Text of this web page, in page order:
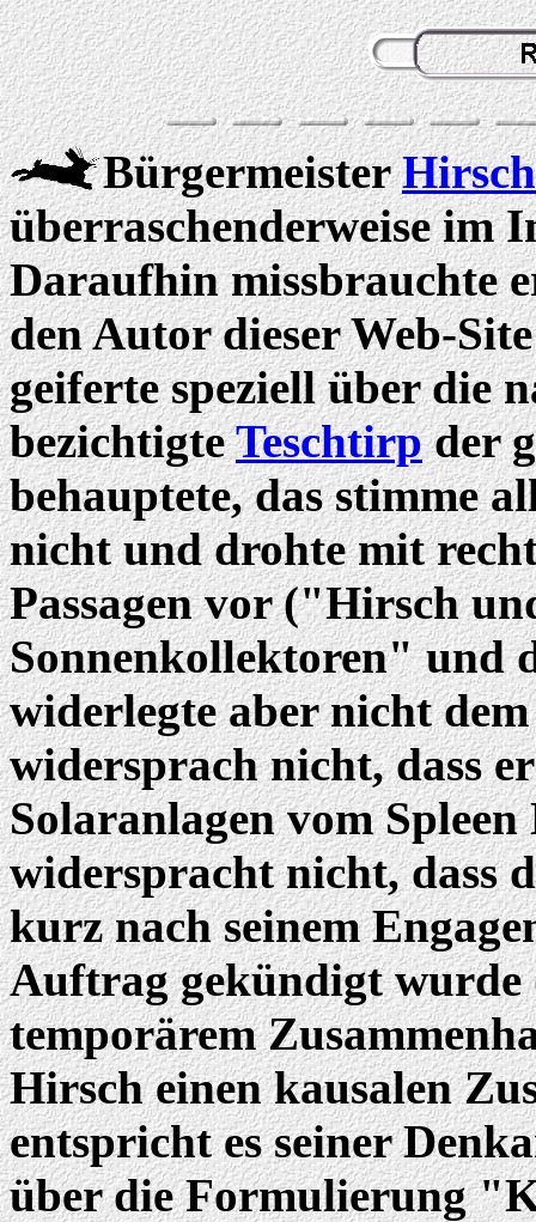
BürgermeisterHirsch
überraschenderweise im
Daraufhin missbrauchte
den Autor dieser Web-
geiferte speziell über die
bezichtigteTeschtirpder
behauptete, das stimme
nicht und drohte mit
Passagen vor ("Hirsch
Sonnenkollektoren" und
widerlegte aber nicht
widersprach nicht, dass
Solaranlagen vom
widerspracht nicht, dass
kurz nach seinem
Auftrag gekündigt wurde
temporärem
Hirsch einen kausalen
entspricht es seiner
über die Formulierung